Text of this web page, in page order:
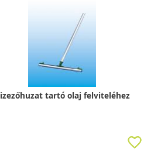
tartó olaj felviteléhez